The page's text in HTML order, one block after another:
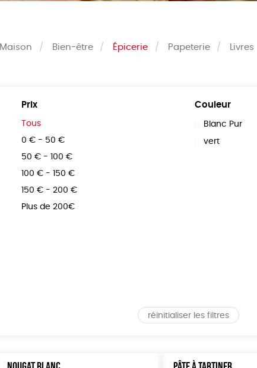
Maison Bien-être Épicerie Papeterie Livres
Prix
Tous
0 € - 50 €
50 € - 100 €
100 € - 150 €
150 € - 200 €
Plus de 200€
Couleur
Blanc Pur
vert
réinitialiser les filtres